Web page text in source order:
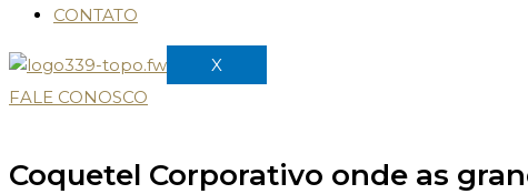
CONTATO
X
FALE CONOSCO
Coquetel Corporativo onde as